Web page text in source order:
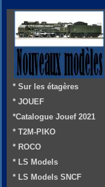
* Sur les étagères
* JOUEF
*Catalogue Jouef 2021
* T2M-PIKO
* ROCO
* LS Models
* LS Models SNCF